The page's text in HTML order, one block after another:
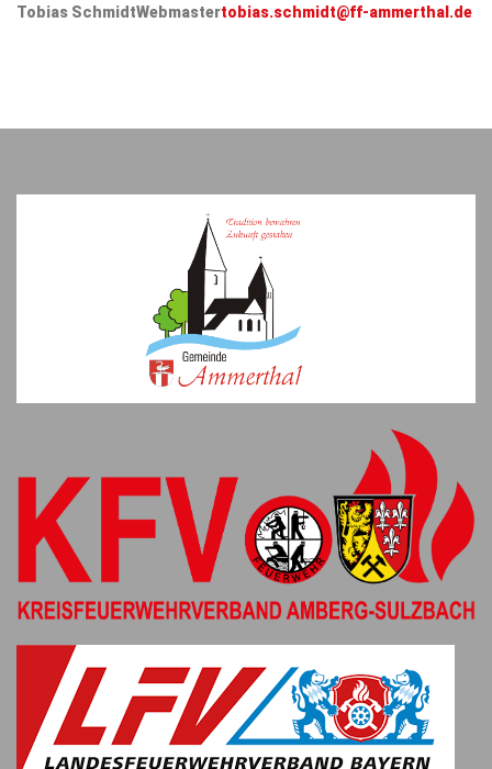
Tobias SchmidtWebmastertobias.schmidt@ff-ammerthal.de